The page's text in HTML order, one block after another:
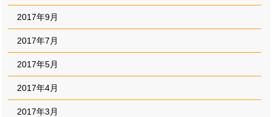
2017年9月
2017年7月
2017年5月
2017年4月
2017年3月